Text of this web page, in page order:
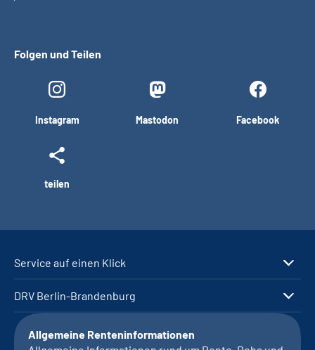
Folgen und Teilen
Instagram Mastodon Facebook
teilen
Service auf einen Klick
DRV Berlin-Brandenburg
Allgemeine Renteninformationen